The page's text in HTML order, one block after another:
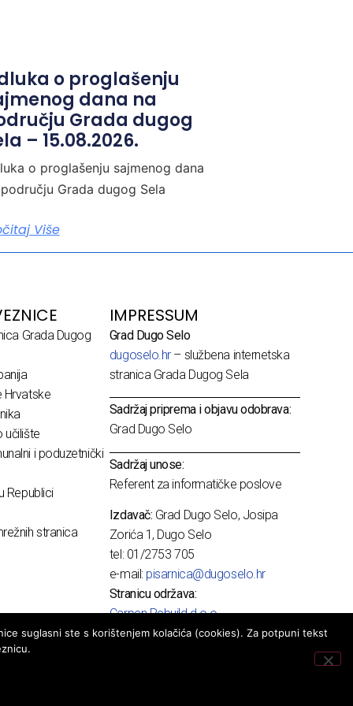
o proglašenju
dana na
Grada dugog
– 15.08.2026.
o proglašenju sajmenog dana
Grada dugog Sela
Više
Grada Dugog
Hrvatske
učilište
i poduzetnički
Republici
stranica
IMPRESSUM
Grad Dugo Selo
dugoselo.hr– službena internetska
stranica Grada Dugog Sela
Sadržaj priprema i objavu odobrava:
Grad Dugo Selo
Sadržaj unose:
Referent za informatičke poslove
Izdavač: Grad Dugo Selo, Josipa
Zorića 1, Dugo Selo
tel: 01/2753 705
e-mail: pisarnica@dugoselo.hr
Stranicu održava:
Carpen Rebuild d.o.o.
suglasni ste s korištenjem kolačića (cookies). Za potpuni tekst